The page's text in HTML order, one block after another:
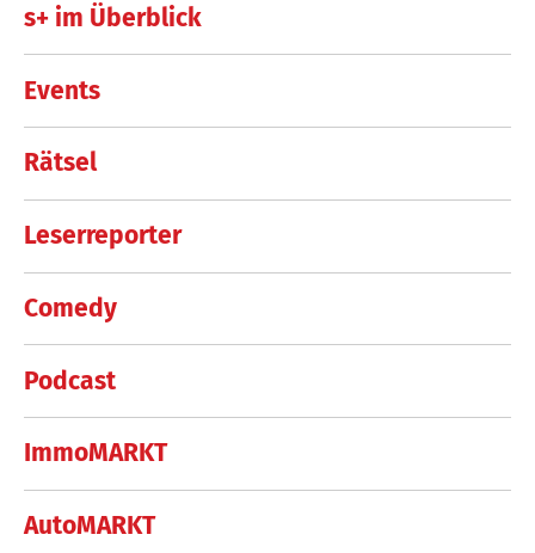
s+ im Überblick
Events
Rätsel
Leserreporter
Comedy
Podcast
ImmoMARKT
AutoMARKT